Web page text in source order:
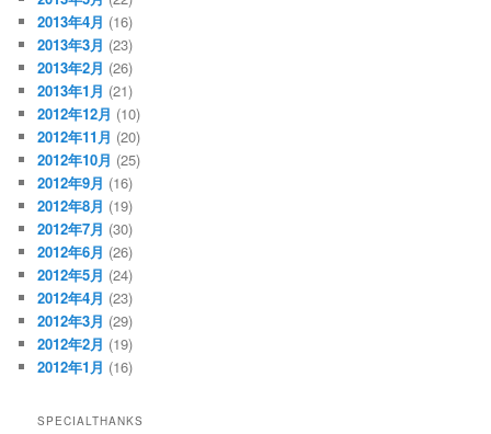
2013年4月 (16)
2013年3月 (23)
2013年2月 (26)
2013年1月 (21)
2012年12月 (10)
2012年11月 (20)
2012年10月 (25)
2012年9月 (16)
2012年8月 (19)
2012年7月 (30)
2012年6月 (26)
2012年5月 (24)
2012年4月 (23)
2012年3月 (29)
2012年2月 (19)
2012年1月 (16)
SPECIALTHANKS